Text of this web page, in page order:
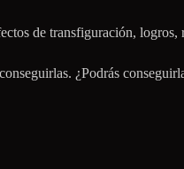
de transfiguración, logros,
¿Podrás